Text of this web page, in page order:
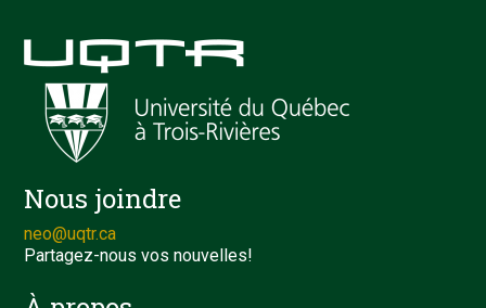
Nous joindre
neo@uqtr.ca
Partagez-nous vos nouvelles!